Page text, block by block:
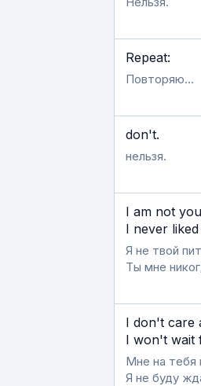
Repeat:
Повторяю…
don't.
нельзя.
I am not
I never
Я не твой
Ты мне
I don't care
I won't wait
Мне на тебя
Я не буду